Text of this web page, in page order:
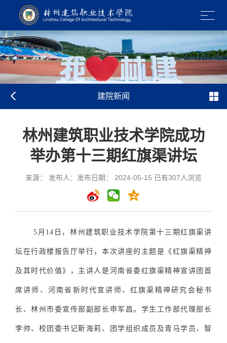
建院新闻
林州建筑职业技术学院成功
举办第十三期红旗渠讲坛
来源： 发布人：发布日期： 2024-05-15 已有307 人浏览
5月14日，林州建筑职业技术学院第十三期红旗渠讲
坛在行政楼报告厅举行，本次讲座的主题是《红旗渠精神
及其时代价值》，主讲人是河南省委红旗渠精神宣讲团首
席讲师、河南省新时代宣讲师、红旗渠精神研究会秘书
长、林州市委宣传部副部长申军昌。学生工作部代理部长
李帅、校团委书记靳海莉、团学组织成员及青马学员、智